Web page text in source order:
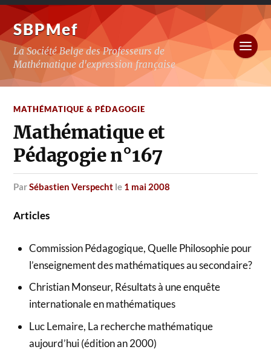
SBPMef
La Société Belge des Professeurs de
Mathématique d'expression française
MATHÉMATIQUE & PÉDAGOGIE
Mathématique et
Pédagogie n°167
parSébastien Verspecht le 1 mai 2008
Articles
Commission Pédagogique, Quelle Philosophie pour
l’enseignement des mathématiques au secondaire?
Christian Monseur, Résultats à une enquête
internationale en mathématiques
Luc Lemaire, La recherche mathématique
aujourd’hui (édition an 2000)